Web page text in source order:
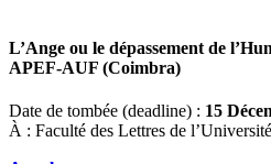
L’Ange ou le dépassement de
APEF-AUF (Coimbra)
Date de tombée (deadline) : 15
À : Faculté des Lettres de